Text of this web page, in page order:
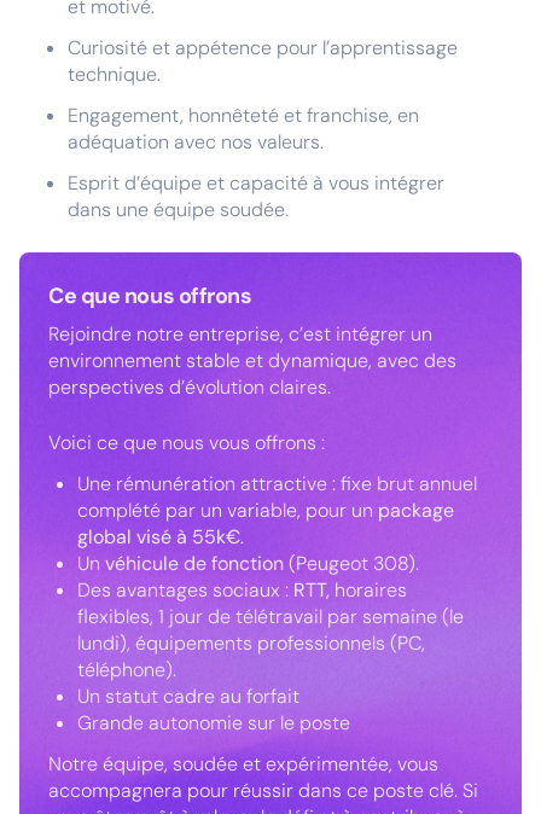
et motivé.
Curiosité et appétence pour l’apprentissage
technique.
Engagement, honnêteté et franchise, en
adéquation avec nos valeurs.
Esprit d’équipe et capacité à vous intégrer
dans une équipe soudée.
Ce que nous offrons
Rejoindre notre entreprise, c’est intégrer un
environnement stable et dynamique, avec des
perspectives d’évolution claires.
Voici ce que nous vous offrons :
Une rémunération attractive : fixe brut annuel
complété par un variable, pour un package
global visé à 55k€.
Un véhicule de fonction(Peugeot 308).
Des avantages sociaux : RTT, horaires
flexibles, 1 jour de télétravail par semaine (le
lundi), équipements professionnels (PC,
téléphone).
Un statut cadre au forfait
Grande autonomie sur le poste
Notre équipe, soudée et expérimentée, vous
accompagnera pour réussir dans ce poste clé. Si